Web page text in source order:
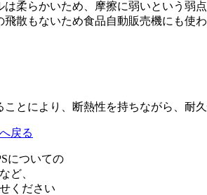
は柔らかいため、摩擦に弱いという弱
飛散もないため食品自動販売機にも使
ことにより、断熱性を持ちながら、耐
についての
ど、
ください